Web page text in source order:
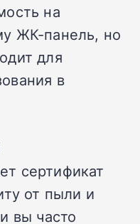
на
ЖК-панель, но
для
в
сертификат
от пыли и
вы часто